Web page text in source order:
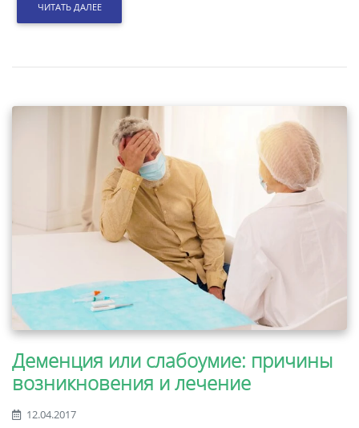
ЧИТАТЬ ДАЛЕЕ
Деменция или слабоумие: причины
возникновения и лечение
12.04.2017